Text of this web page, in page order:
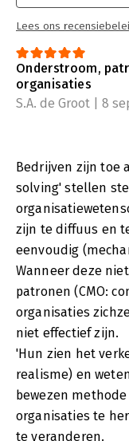
Lees ons
Onderstroom,
organisaties
S.A. de Groot | 8
Bedrijven zijn toe
solving' stellen
zijn te diffuus en
eenvoudig
Wanneer deze
patronen (CMO:
organisaties
niet effectief zijn.
'Hun zien het
realisme) en
bewezen methode
organisaties te
te veranderen.